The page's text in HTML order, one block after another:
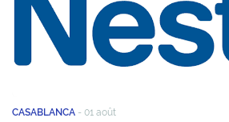
CASABLANCA - 01 août